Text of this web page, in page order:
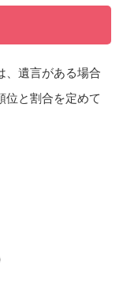
、遺言がある場合
位と割合を定めて